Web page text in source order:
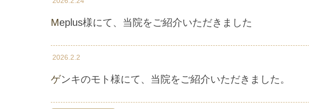
Meplus様にて、当院をご紹介いただきました
2026.2.2
ゲンキのモト様にて、当院をご紹介いただきました。